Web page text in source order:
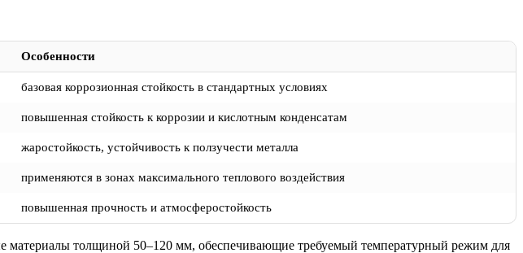
Особенности
базовая коррозионная стойкость в стандартных условиях
повышенная стойкость к коррозии и кислотным конденсатам
жаростойкость, устойчивость к ползучести металла
применяются в зонах максимального теплового воздействия
повышенная прочность и атмосферостойкость
материалы толщиной 50–120 мм, обеспечивающие требуемый температурный режим для